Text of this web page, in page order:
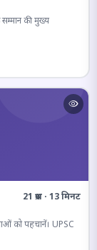
सम्मान की मुख्य
21 प्रश्न · 13 मिनट
को पहचानें। UPSC